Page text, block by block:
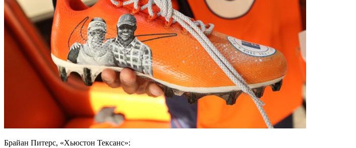
Брайан Питерс, «Хьюстон Тексанс»: